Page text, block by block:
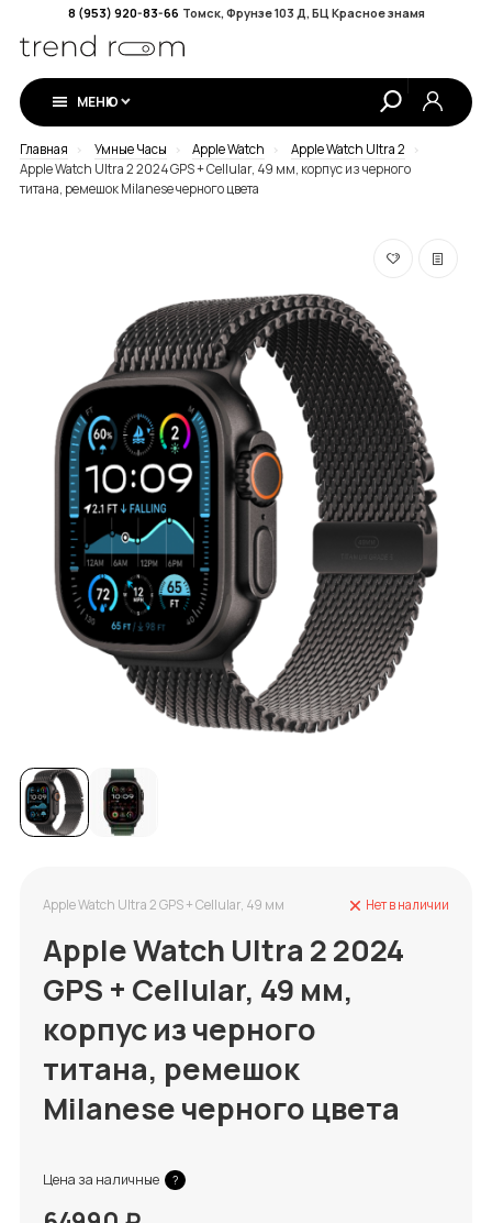
8 (953) 920-83-66 Томск, Фрунзе 103 Д, БЦ Красное знамя
МЕНЮ
Главная Умные Часы Apple Watch
Apple Watch Ultra 2
Apple Watch Ultra 2 2024 GPS + Cellular, 49 мм, корпус из черного
титана, ремешок Milanese черного цвета
Apple Watch Ultra 2 GPS + Cellular, 49 мм
Apple Watch Ultra 2 2024
GPS + Cellular, 49 мм,
корпус из черного
титана, ремешок
Milanese черного цвета
Нет в наличии
Цена за наличные ?